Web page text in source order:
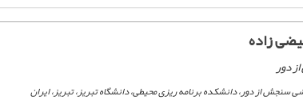
زاده
دور
سنجش از دور، دانشکده برنامه ریزی محیطی، دانشگاه تبریز، تبریز، ایران